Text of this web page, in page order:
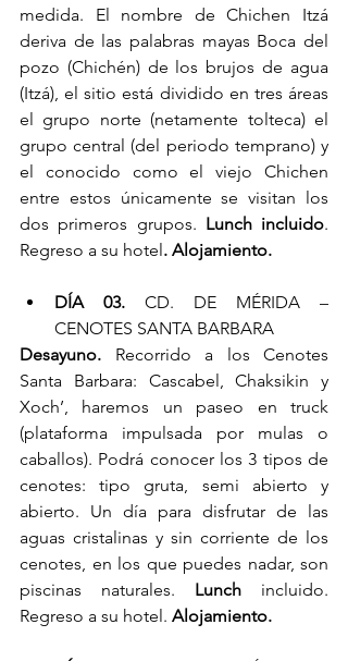
medida. El nombre de Chichen Itzá
deriva de las palabras mayas Boca del
pozo (Chichén) de los brujos de agua
(Itzá), el sitio está dividido en tres áreas
el grupo norte (netamente tolteca) el
grupo central (del periodo temprano) y
el conocido como el viejo Chichen
entre estos únicamente se visitan los
dos primeros grupos. Lunch incluido.
Regreso a su hotel. Alojamiento.
DÍA 03. CD. DE MÉRIDA –
CENOTES SANTA BARBARA
Desayuno. Recorrido a los Cenotes
Santa Barbara: Cascabel, Chaksikin y
Xoch’, haremos un paseo en truck
(plataforma impulsada por mulas o
caballos). Podrá conocer los 3 tipos de
cenotes: tipo gruta, semi abierto y
abierto. Un día para disfrutar de las
aguas cristalinas y sin corriente de los
cenotes, en los que puedes nadar, son
piscinas naturales. Lunch incluido.
Regreso a su hotel. Alojamiento.